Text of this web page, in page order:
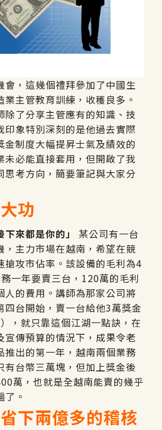
會，這幾個禮拜參加了中國生
主管教育訓練，收穫良多。
除了分享主管應有的知識、技
印象特別深刻的是他過去實際
金制度大幅提昇士氣及績效的
未必能直接套用，但開啟了我
思考方向，簡要筆記與大家分
功
下來都是你的」
某公司有一台
，主力市場在越南，希望在競
搶攻市佔率。該設備的毛利為4
一年要賣三台，120萬的毛利
人的費用。講師為那家公司將
四台開始，賣一台給他3萬獎金
，就只靠這個江湖一點訣，在
宣傳預算的情況下，成果令老
推出的第一年，越南兩個業務
有台幣三萬塊，但加上獎金後
萬，也就是全越南能賣的幾乎
了。
下兩億多的稽核